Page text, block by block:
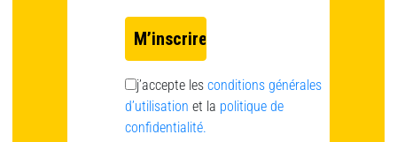
j’accepte les conditions générales
d’utilisation et la politique de
confidentialité.